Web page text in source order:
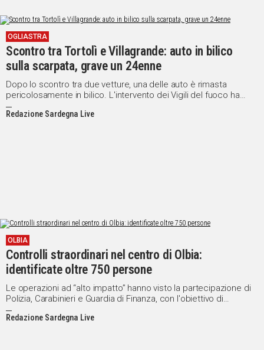
OGLIASTRA
Scontro tra Tortolì e Villagrande: auto in bilico
sulla scarpata, grave un 24enne
Dopo lo scontro tra due vetture, una delle auto è rimasta
pericolosamente in bilico. L'intervento dei Vigili del fuoco ha
evitato ulteriori conseguenze
Redazione Sardegna Live
OLBIA
Controlli straordinari nel centro di Olbia:
identificate oltre 750 persone
Le operazioni ad “alto impatto” hanno visto la partecipazione di
Polizia, Carabinieri e Guardia di Finanza, con l'obiettivo di
contrastare il degrado urbano
Redazione Sardegna Live